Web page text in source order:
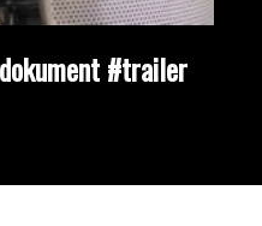
#trailer